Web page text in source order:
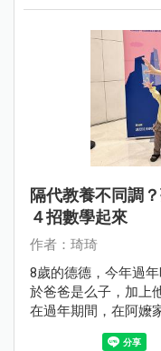
隔代教養不同調
４招數學起來
作者：琦琦
8歲的德德，今年過
於爸爸是么子，加上
在過年期間，在阿嬤
張口、茶來伸手，想